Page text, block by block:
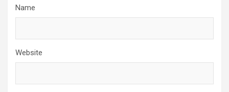
Name
Website